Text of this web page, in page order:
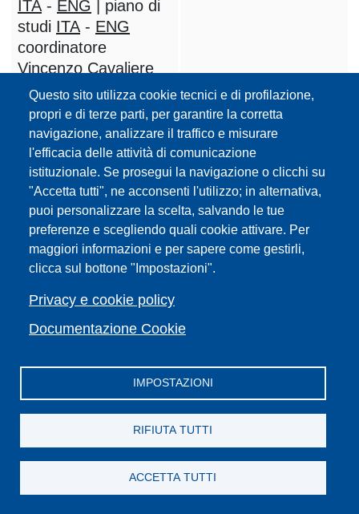
ITA- ENG | piano di
studi ITA- ENG
coordinatore
Vincenzo Cavaliere
sito web
Dipartimento di Scienze Politiche e
Sociali (DSPS)
I livello
Digital transformation
(MDT). Progettare e
gestire l'innovazione;
analisi, linguaggio e
strumenti della
rivoluzione digitale
ITA-ENG| piano di
coordinatrice
sito web
Scadenze ( pdf
Futuro vegetale.
Scadenze (
Questo sito utilizza cookie tecnici e di profilazione,
propri e di terze parti, per garantire la corretta
navigazione, analizzare il traffico e misurare
l'efficacia delle attività di comunicazione
istituzionale. Se prosegui la navigazione o clicchi su
"Accetta tutti", ne acconsenti l'utilizzo; in alternativa,
puoi personalizzare la scelta, salvando le tue
preferenze e scegliendo quali cookie attivare. Per
maggiori informazioni e per sapere come gestirli,
clicca sul bottone "Impostazioni".
Privacy e cookie policy
Documentazione Cookie
IMPOSTAZIONI
RIFIUTA TUTTI
ACCETTA TUTTI